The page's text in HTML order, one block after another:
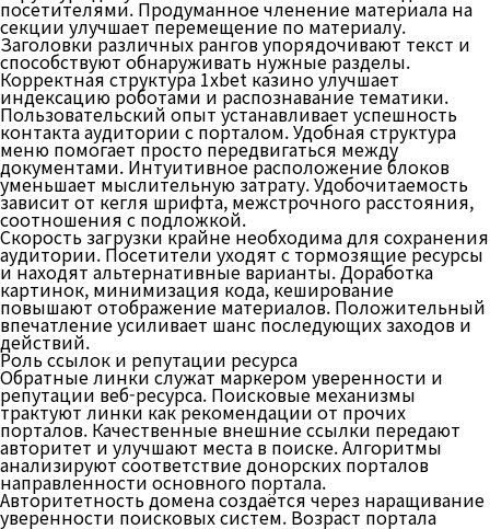
посетителями. Продуманное членение материала на
секции улучшает перемещение по материалу.
Заголовки различных рангов упорядочивают текст и
способствуют обнаруживать нужные разделы.
Корректная структура 1xbet казино улучшает
индексацию роботами и распознавание тематики.
Пользовательский опыт устанавливает успешность
контакта аудитории с порталом. Удобная структура
меню помогает просто передвигаться между
документами. Интуитивное расположение блоков
уменьшает мыслительную затрату. Удобочитаемость
зависит от кегля шрифта, межстрочного расстояния,
соотношения с подложкой.
Скорость загрузки крайне необходима для сохранения
аудитории. Посетители уходят с тормозящие ресурсы
и находят альтернативные варианты. Доработка
картинок, минимизация кода, кеширование
повышают отображение материалов. Положительный
впечатление усиливает шанс последующих заходов и
действий.
Роль ссылок и репутации ресурса
Обратные линки служат маркером уверенности и
репутации веб-ресурса. Поисковые механизмы
трактуют линки как рекомендации от прочих
порталов. Качественные внешние ссылки передают
авторитет и улучшают места в поиске. Алгоритмы
анализируют соответствие донорских порталов
направленности основного портала.
Авторитетность домена создаётся через наращивание
уверенности поисковых систем. Возраст портала